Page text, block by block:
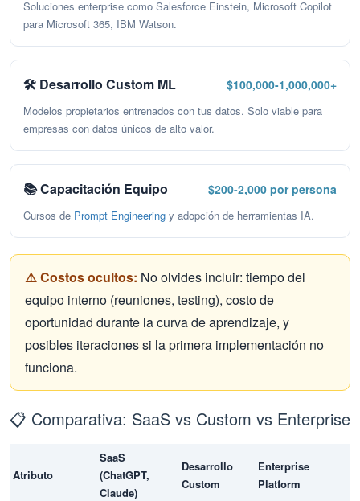
Soluciones enterprise como Salesforce Einstein, Microsoft Copilot
para Microsoft 365, IBM Watson.
🛠️ Desarrollo Custom ML $100,000-1,000,000+
Modelos propietarios entrenados con tus datos. Solo viable para
empresas con datos únicos de alto valor.
📚 Capacitación Equipo $200-2,000 por persona
Cursos de Prompt Engineering y adopción de herramientas IA.
⚠️ Costos ocultos: No olvides incluir: tiempo del
equipo interno (reuniones, testing), costo de
oportunidad durante la curva de aprendizaje, y
posibles iteraciones si la primera implementación no
funciona.
📋 Comparativa: SaaS vs Custom vs Enterprise
Atributo
SaaS
(ChatGPT,
Claude)
Desarrollo
Custom
Enterprise
Platform